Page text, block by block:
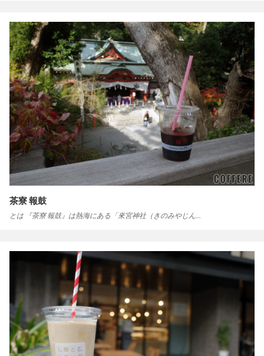
茶寮 報鼓
とは 『茶寮 報鼓』は熱海にある「來宮神社（きのみやじん…